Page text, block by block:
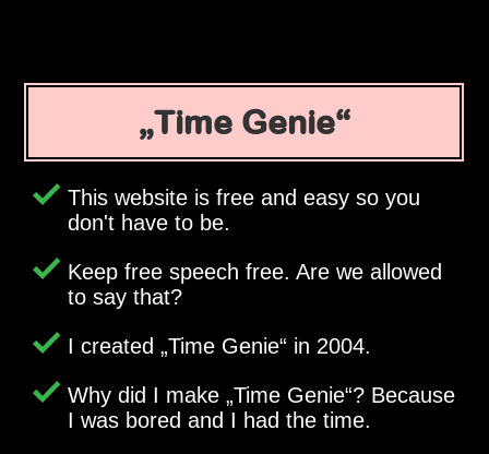
Time Genie
This website is free and easy so you
don't have to be.
Keep free speech free. Are we allowed
to say that?
I created Time Genie in 2004.
Why did I make Time Genie ? Because
I was bored and I had the time.